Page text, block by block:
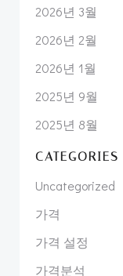
2026년 3월
2026년 2월
2026년 1월
2025년 9월
2025년 8월
CATEGORIES
Uncategorized
가격
가격 설정
가격분석